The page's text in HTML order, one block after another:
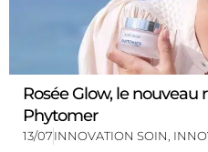
Rosée Glow, le nouveau
Phytomer
13/07INNOVATION SOIN,